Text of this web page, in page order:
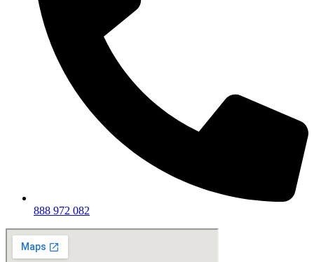
888 972 082